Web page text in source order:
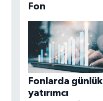
Fon
Fonlarda günlük
yatırımcı